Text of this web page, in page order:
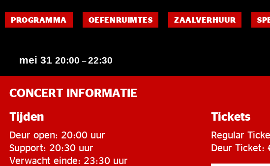
PROGRAMMA OEFENRUIMTES ZAALVERHUUR
mei 31 20:00 –22:30
CONCERT INFORMATIE
Tijden
Deur open: 20:00 uur
Support: 20:30 uur
Verwacht einde: 23:30 uur
Tickets
Regular
Deur Ticket: